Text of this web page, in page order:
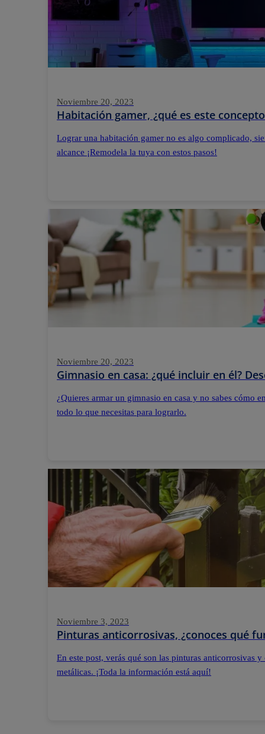
Noviembre 20, 2023
Habitación gamer, ¿qué es este
Lograr una habitación gamer no es algo complicado,
alcance ¡Remodela la tuya con estos pasos!
Noviembre 20, 2023
Gimnasio en casa: ¿qué incluir en él?
¿Quieres armar un gimnasio en casa y no sabes cómo
todo lo que necesitas para lograrlo.
Noviembre 3, 2023
Pinturas anticorrosivas, ¿conoces qué
En este post, verás qué son las pinturas anticorrosivas
metálicas. ¡Toda la información está aquí!